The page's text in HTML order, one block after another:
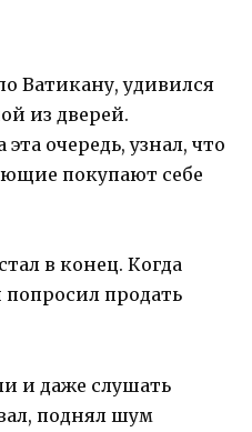
Ватикану, удивился
из дверей.
очередь, узнал, что
покупают себе
в конец. Когда
продать
и даже слушать
поднял шум